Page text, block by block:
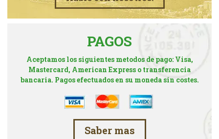
PAGOS
Aceptamos los siguientes metodos de pago: Visa,
Mastercard, American Express o transferencia
bancaria. Pagos efectuados en su moneda sin costes.
Saber mas